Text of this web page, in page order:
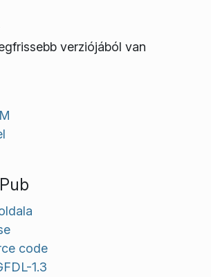
verziójából van
code
1.3